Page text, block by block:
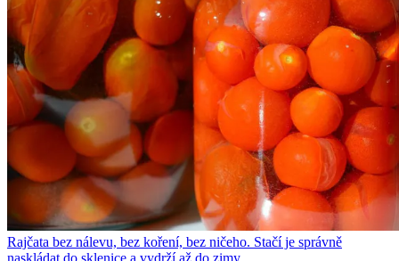
Rajčata bez nálevu, bez koření, bez ničeho. Stačí je správně
naskládat do sklenice a vydrží až do zimy